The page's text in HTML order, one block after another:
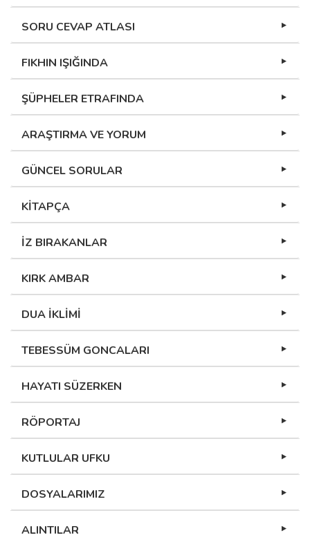
SORU CEVAP ATLASI
FIKHIN IŞIĞINDA
ŞÜPHELER ETRAFINDA
ARAŞTIRMA VE YORUM
GÜNCEL SORULAR
KİTAPÇA
İZ BIRAKANLAR
KIRK AMBAR
DUA İKLİMİ
TEBESSÜM GONCALARI
HAYATI SÜZERKEN
RÖPORTAJ
KUTLULAR UFKU
DOSYALARIMIZ
ALINTILAR